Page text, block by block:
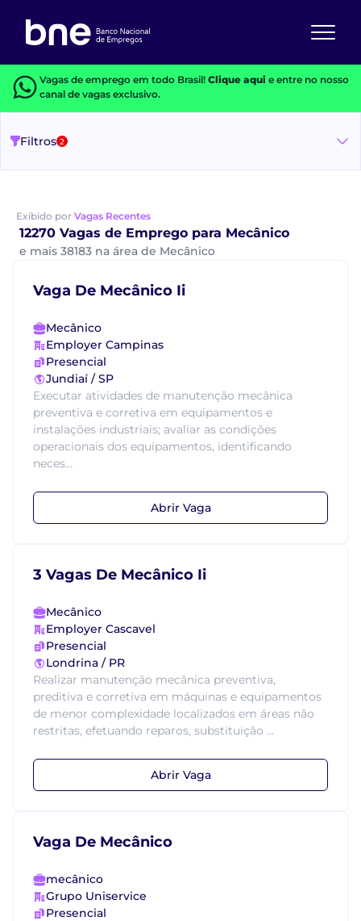
Vagas de emprego em todo Brasil! Clique aquie entre no nosso
canal de vagas exclusivo.
Filtros 2
Exibido por Vagas Recentes
12270 Vagas de Emprego para Mecânico
e mais 38183 na área de Mecânico
Vaga De Mecânico Ii
Mecânico
Employer Campinas
Presencial
Jundiaí / SP
Executar atividades de manutenção mecânica
preventiva e corretiva em equipamentos e
instalações industriais; avaliar as condições
operacionais dos equipamentos, identificando
neces...
Abrir Vaga
3 Vagas De Mecânico Ii
Mecânico
Employer Cascavel
Presencial
Londrina / PR
Realizar manutenção mecânica preventiva,
preditiva e corretiva em máquinas e equipamentos
de menor complexidade localizados em áreas não
restritas, efetuando reparos, substituição ...
Abrir Vaga
Vaga De Mecânico
mecânico
Grupo Uniservice
Presencial